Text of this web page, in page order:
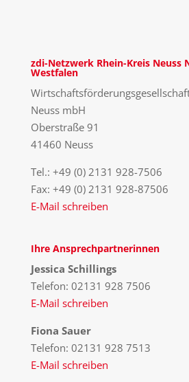
zdi-Netzwerk Rhein-Kreis Neuss
Westfalen
Neuss mbH
Oberstraße 91
41460 Neuss
Tel.: +49 (0) 2131 928-7506
Fax: +49 (0) 2131 928-87506
E-Mail schreiben
Ihre Ansprechpartnerinnen
Jessica Schillings
Telefon: 02131 928 7506
E-Mail schreiben
Fiona Sauer
Telefon: 02131 928 7513
E-Mail schreiben